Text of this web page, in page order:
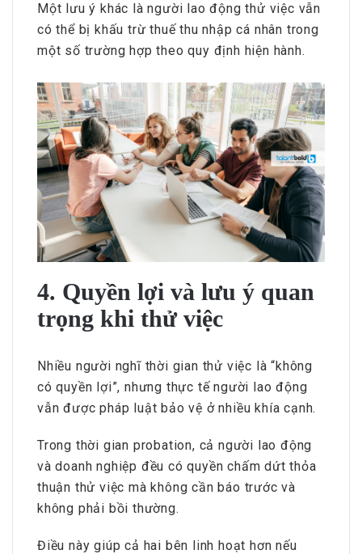
Một lưu ý khác là người lao động thử việc vẫn
có thể bị khấu trừ thuế thu nhập cá nhân trong
một số trường hợp theo quy định hiện hành.
4. Quyền lợi và lưu ý quan
trọng khi thử việc
Nhiều người nghĩ thời gian thử việc là “không
có quyền lợi”, nhưng thực tế người lao động
vẫn được pháp luật bảo vệ ở nhiều khía cạnh.
Trong thời gian probation, cả người lao động
và doanh nghiệp đều có quyền chấm dứt thỏa
thuận thử việc mà không cần báo trước và
không phải bồi thường.
Điều này giúp cả hai bên linh hoạt hơn nếu